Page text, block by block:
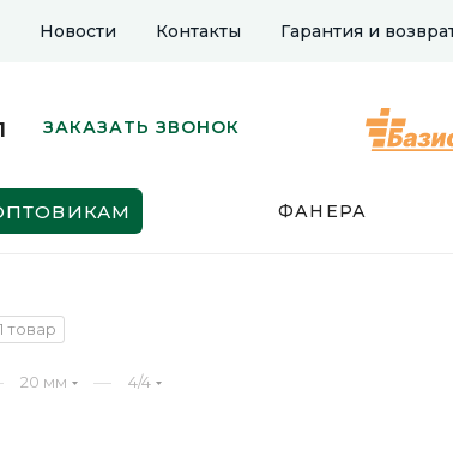
Новости Контакты Гарантия и
ЗАКАЗАТЬ ЗВОНОК
ФАНЕРА
1 товар
20 мм — 4/4